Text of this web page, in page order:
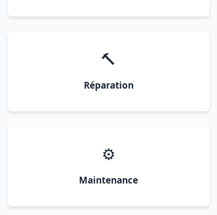
🔨
Réparation
⚙️
Maintenance